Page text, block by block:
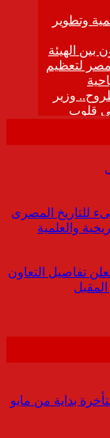
للتاريخ المصرى
والعلمية
تفاصيل التعاون
المتأخرة بداية من مايو